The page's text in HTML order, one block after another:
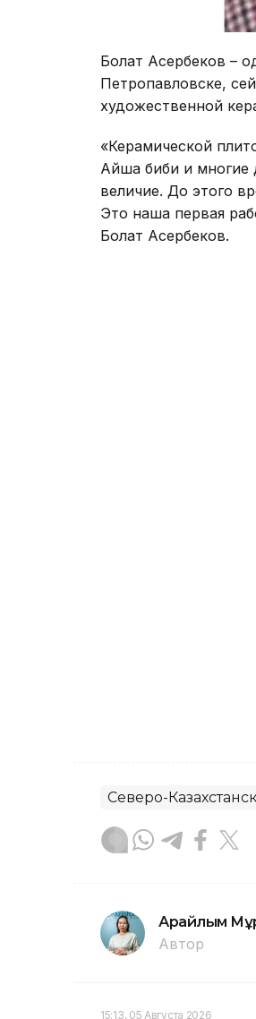
Болат Асербеков –
Петропавловске,
художественной
«Керамической
Айша биби и многие
величие. До этого
Это наша первая
Болат Асербеков.
Северо-
Арайлым
Автор
15:13, 05 Августа 2026